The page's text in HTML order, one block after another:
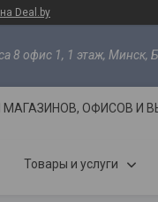
Deal.by
8 офис 1, 1 этаж, Минск,
МАГАЗИНОВ, ОФИСОВ И
Товары и услуги